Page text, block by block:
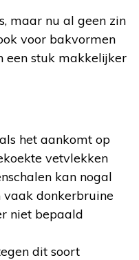
maar nu al geen zin
voor bakvormen
een stuk makkelijker
het aankomt op
vetvlekken
kan nogal
vaak donkerbruine
niet bepaald
dit soort